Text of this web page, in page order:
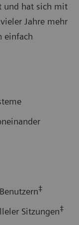
und hat sich mit
Jahre mehr
einfach
‡
Sitzungen‡